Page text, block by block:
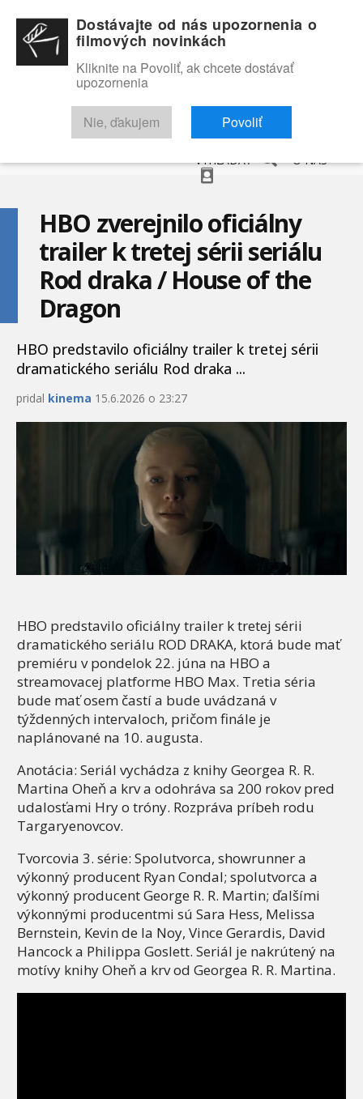
RECENZIE TRAILERY FILMOVÁ DATABÁZA
VYHĽADAŤ O NÁS
HBO zverejnilo oficiálny
trailer k tretej sérii seriálu
Rod draka / House of the
Dragon
HBO predstavilo oficiálny trailer k tretej sérii
dramatického seriálu Rod draka ...
pridal kinema 15.6.2026 o 23:27
HBO predstavilo oficiálny trailer k tretej sérii
dramatického seriálu ROD DRAKA, ktorá bude mať
premiéru v pondelok 22. júna na HBO a
streamovacej platforme HBO Max. Tretia séria
bude mať osem častí a bude uvádzaná v
týždenných intervaloch, pričom finále je
naplánované na 10. augusta.
Anotácia: Seriál vychádza z knihy Georgea R. R.
Martina Oheň a krv a odohráva sa 200 rokov pred
udalosťami Hry o tróny. Rozpráva príbeh rodu
Targaryenovcov.
Tvorcovia 3. série: Spolutvorca, showrunner a
výkonný producent Ryan Condal; spolutvorca a
výkonný producent George R. R. Martin; ďalšími
výkonnými producentmi sú Sara Hess, Melissa
Bernstein, Kevin de la Noy, Vince Gerardis, David
Hancock a Philippa Goslett. Seriál je nakrútený na
motívy knihy Oheň a krv od Georgea R. R. Martina.
Dostávajte od nás upozornenia o
filmových novinkách
Kliknite na Povoliť, ak chcete dostávať
upozornenia
Nie, ďakujem Povoliť